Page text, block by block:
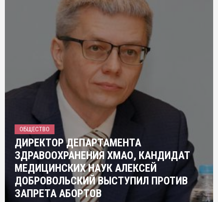
ОБЩЕСТВО
ДИРЕКТОР ДЕПАРТАМЕНТА
ЗДРАВООХРАНЕНИЯ ХМАО, КАНДИДАТ
МЕДИЦИНСКИХ НАУК АЛЕКСЕЙ
ДОБРОВОЛЬСКИЙ ВЫСТУПИЛ ПРОТИВ
ЗАПРЕТА АБОРТОВ